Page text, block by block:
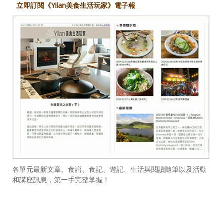
立即訂閱《Yilan美食生活玩家》電子報
各單元最新文章、食譜、食記、遊記、生活與閱讀隨筆以及活動
和講座訊息，第一手完整掌握！